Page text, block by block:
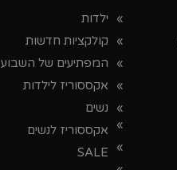
ילדות
קולקציות חדשות
המפתיעים של השבוע
אקססוריז לילדות
נשים
אקססוריז לנשים
SALE